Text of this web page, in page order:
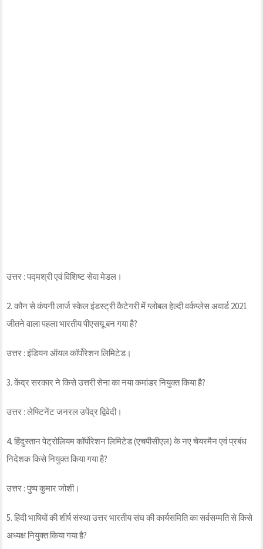
उत्तर : पद्मश्री एवं विशिष्ट सेवा मेडल।
2. कौन से कंपनी लार्ज स्केल इंडस्ट्री कैटेगरी में ग्लोबल हेल्दी वर्कप्लेस अवार्ड 2021
जीतने वाला पहला भारतीय पीएसयू बन गया है?
उत्तर : इंडियन ऑयल कॉर्पोरेशन लिमिटेड।
3. केंद्र सरकार ने किसे उत्तरी सेना का नया कमांडर नियुक्त किया है?
उत्तर : लेफ्टिनेंट जनरल उपेंद्र द्विवेदी।
4. हिंदुस्तान पेट्रोलियम कॉर्पोरेशन लिमिटेड (एचपीसीएल) के नए चेयरमैन एवं प्रबंध
निदेशक किसे नियुक्त किया गया है?
उत्तर : पुष्प कुमार जोशी।
5. हिंदी भाषियों की शीर्ष संस्था उत्तर भारतीय संघ की कार्यसमिति का सर्वसम्मति से किसे
अध्यक्ष नियुक्त किया गया है?